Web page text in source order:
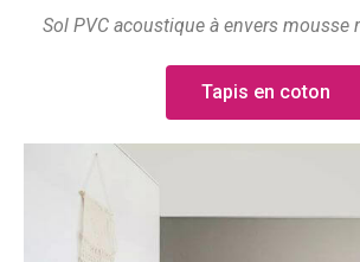
Sol PVC acoustique à envers mousse
Tapis en coton